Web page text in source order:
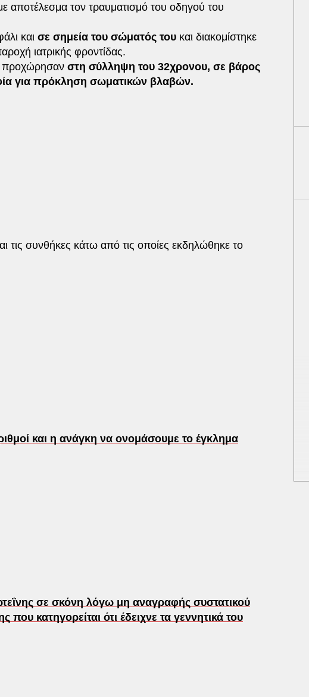
αποτέλεσμα τον τραυματισμό του οδηγού του
και σε σημεία του σώματός του και διακομίστηκε
ιατρικής φροντίδας.
προχώρησαν στη σύλληψη του 32χρονου, σε βάρος
για πρόκληση σωματικών βλαβών.
τις συνθήκες κάτω από τις οποίες εκδηλώθηκε το
και η ανάγκη να ονομάσουμε το έγκλημα
σε σκόνη λόγω μη αναγραφής συστατικού
κατηγορείται ότι έδειχνε τα γεννητικά του